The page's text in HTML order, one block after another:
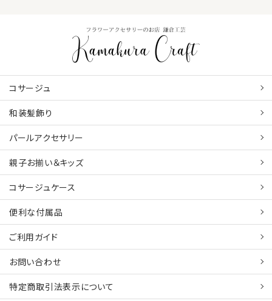
コサージュ
和装髪飾り
パールアクセサリー
親子お揃い＆キッズ
コサージュケース
便利な付属品
ご利用ガイド
お問い合わせ
特定商取引法表示について